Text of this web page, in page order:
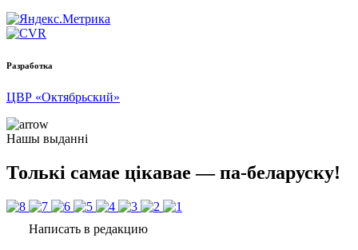
Разработка
ЦВР «Октябрьский»
Нашы выданні
Толькі самае цікавае — па-беларуску!
Написать в редакцию